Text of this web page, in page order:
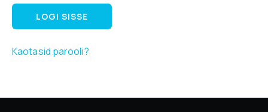
LOGI SISSE
Kaotasid parooli?